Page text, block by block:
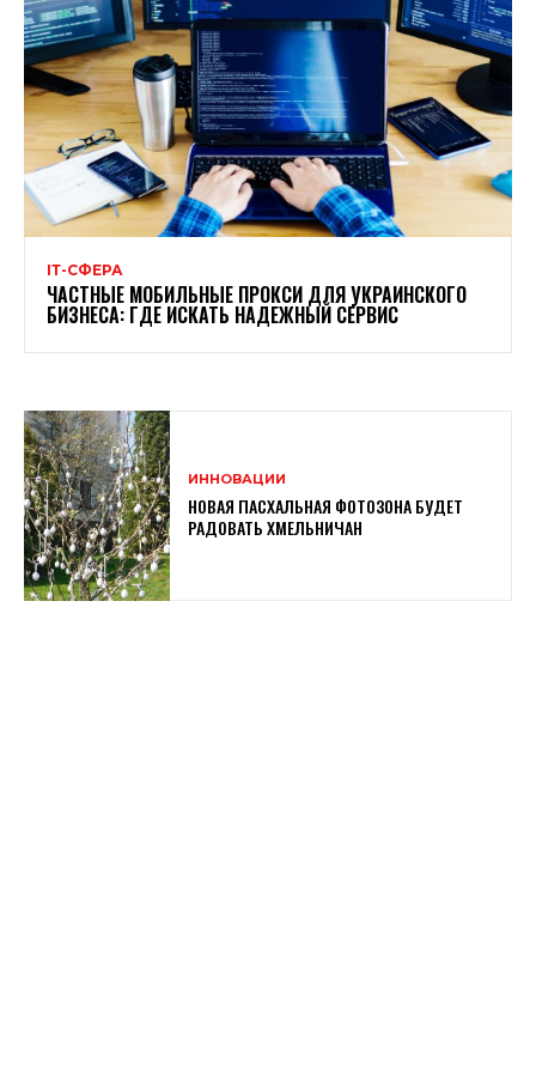
ІТ-СФЕРА
ЧАСТНЫЕ МОБИЛЬНЫЕ ПРОКСИ ДЛЯ УКРАИНСКОГО
БИЗНЕСА: ГДЕ ИСКАТЬ НАДЕЖНЫЙ СЕРВИС
ИННОВАЦИИ
НОВАЯ ПАСХАЛЬНАЯ ФОТОЗОНА БУДЕТ
РАДОВАТЬ ХМЕЛЬНИЧАН